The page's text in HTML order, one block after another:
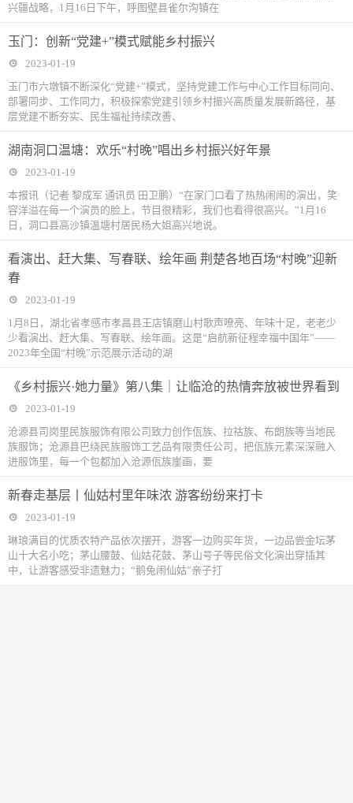
兴疆战略，1月16日下午，呼图壁县雀尔沟镇在
玉门：创新“党建+”模式赋能乡村振兴
2023-01-19
玉门市六墩镇不断深化“党建+”模式，坚持党建工作与中心工作目标同向、
部署同步、工作同力，积极探索党建引领乡村振兴高质量发展新路径，基
层党建不断夯实、民生福祉持续改善、
湖南洞口温塘：欢乐“村晚”唱出乡村振兴好年景
2023-01-19
本报讯（记者 黎成军 通讯员 田卫鹏）“在家门口看了热热闹闹的演出，笑
容洋溢在每一个演员的脸上，节目很精彩，我们也看得很高兴。”1月16
日，洞口县高沙镇温塘村居民杨大姐高兴地说。
看演出、赶大集、写春联、绘年画 荆楚各地百场“村晚”迎新
春
2023-01-19
1月8日，湖北省孝感市孝昌县王店镇磨山村歌声嘹亮、年味十足，老老少
少看演出、赶大集、写春联、绘年画。这是“启航新征程幸福中国年”——
2023年全国“村晚”示范展示活动的湖
《乡村振兴·她力量》第八集｜让临沧的热情奔放被世界看到
2023-01-19
沧源县司岗里民族服饰有限公司致力创作佤族、拉祜族、布朗族等当地民
族服饰；沧源县巴绕民族服饰工艺品有限责任公司，把佤族元素深深融入
进服饰里，每一个包都加入沧源佤族崖画，要
新春走基层丨仙姑村里年味浓 游客纷纷来打卡
2023-01-19
琳琅满目的优质农特产品依次摆开，游客一边购买年货，一边品尝金坛茅
山十大名小吃；茅山腰鼓、仙姑花鼓、茅山号子等民俗文化演出穿插其
中，让游客感受非遗魅力；“鹅兔闹仙姑”亲子打